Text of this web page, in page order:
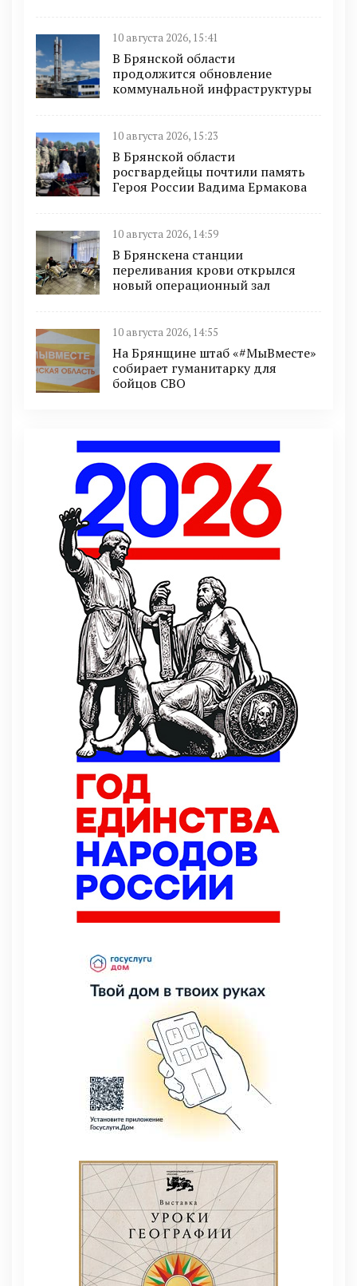
10 августа 2026, 15:41
В Брянской области
продолжится обновление
коммунальной инфраструктуры
10 августа 2026, 15:23
В Брянской области
росгвардейцы почтили память
Героя России Вадима Ермакова
10 августа 2026, 14:59
В Брянскена станции
переливания крови открылся
новый операционный зал
10 августа 2026, 14:55
На Брянщине штаб «#МыВместе»
собирает гуманитарку для
бойцов СВО